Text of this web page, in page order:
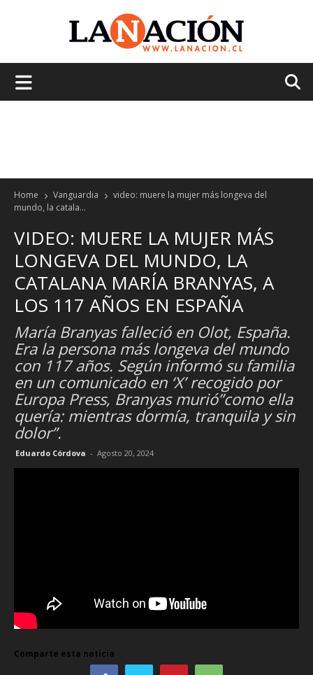
Home Vanguardia
video: muere la mujer más longeva del
mundo, la catala...
VIDEO: MUERE LA MUJER MÁS
LONGEVA DEL MUNDO, LA
CATALANA MARÍA BRANYAS, A
LOS 117 AÑOS EN ESPAÑA
María Branyas falleció en Olot, España.
Era la persona más longeva del mundo
con 117 años. Según informó su familia
en un comunicado en ‘X’ recogido por
Europa Press, Branyas murió”como ella
quería: mientras dormía, tranquila y sin
dolor”.
Eduardo Córdova - Agosto 20, 2024
Comparte esta noticia